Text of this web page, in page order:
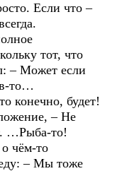
Если что –
тот, что
– Может если
то…
будет!
– Не
…Рыба-то!
то
– Мы тоже